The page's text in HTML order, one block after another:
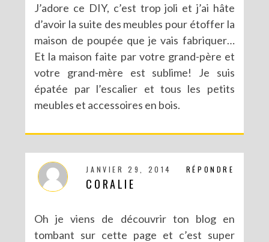
J’adore ce DIY, c’est trop joli et j’ai hâte
d’avoir la suite des meubles pour étoffer la
maison de poupée que je vais fabriquer…
Et la maison faite par votre grand-père et
votre grand-mère est sublime! Je suis
épatée par l’escalier et tous les petits
meubles et accessoires en bois.
RÉPONDRE
JANVIER 29, 2014
CORALIE
Oh je viens de découvrir ton blog en
tombant sur cette page et c’est super